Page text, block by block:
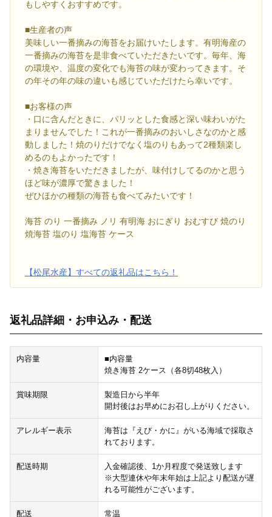
もしやすくおすすめです。
■生産者の声
美味しい一番摘みの海苔をお届けいたします。有明海産の
一番摘みの海苔を是非食べていただきたいです。毎年、海
の環境や、温度の変化でも海苔の味が変わってきます。そ
の年その年の味の違いも感じていただけたら幸いです。
■お客様の声
・口に含んだときに、パリッとした食感と深い味わいがた
まりませんでした！これが一番摘みのおいしさなのかと感
動しました！焼のりだけでなく塩のりもあって2種類楽し
めるのもよかったです！
・焼き海苔をいただきましたが、味付けしてるのかと思う
ほど味が濃厚で驚きました！
ぜひほかの種類の海苔も食べてみたいです！
海苔 のり 一番摘み ノリ 有明海 おにぎり おむすび 焼のり
焼海苔 塩のり 塩海苔 ケース
【松尾水産】すべての返礼品はこちら！
返礼品詳細・お申込み・配送
内容量
■内容量
焼き海苔 2ケース（各8切48枚入）
賞味期限
製造日から半年
開封後はお早めにお召し上がりください。
アレルギー表示
海苔は『えび・かに』がいる海域で採取さ
れております。
配送時期
入金確認後、1か月程度で発送致します
※大型連休や年末年始は上記より配送が遅
れる可能性がございます。
配送 常温